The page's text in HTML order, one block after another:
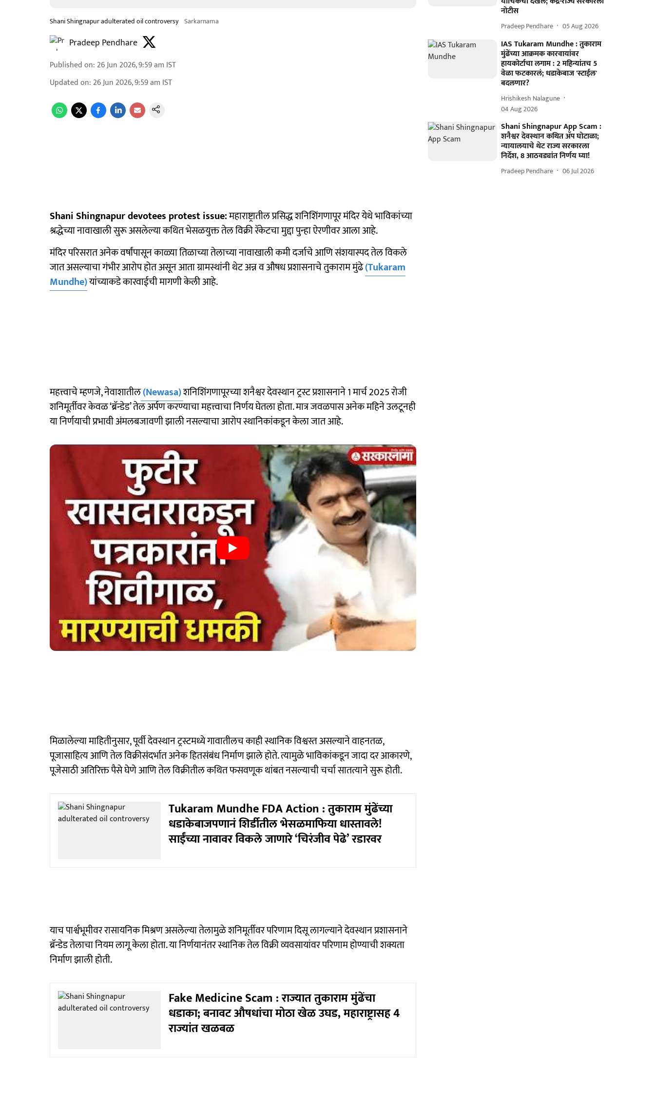
Shani Shingnapur adulterated oil controversy Sarkarnama
Pradeep Pendhare
Published on: 26 Jun 2026, 9:59 am IST
Updated on: 26 Jun 2026, 9:59 am IST
Shani Shingnapur devotees protest issue:महाराष्ट्रातील प्रसिद्ध शनिशिंगणापूर मंदिर येथे भाविकांच्या
श्रद्धेच्या नावाखाली सुरू असलेल्या कथित भेसळयुक्त तेल विक्री रॅकेटचा मुद्दा पुन्हा ऐरणीवर आला आहे.
मंदिर परिसरात अनेक वर्षांपासून काळ्या तिळाच्या तेलाच्या नावाखाली कमी दर्जाचे आणि संशयास्पद तेल विकले
जात असल्याचा गंभीर आरोप होत असून आता ग्रामस्थांनी थेट अन्न व औषध प्रशासनाचे तुकाराम मुंढे(Tukaram
Mundhe)यांच्याकडे कारवाईची मागणी केली आहे.
महत्त्वाचे म्हणजे, नेवाशातील(Newasa)शनिशिंगणापूरच्या शनैश्वर देवस्थान ट्रस्ट प्रशासनाने 1 मार्च 2025 रोजी
शनिमूर्तीवर केवळ ‘ब्रॅन्डेड’ तेल अर्पण करण्याचा महत्त्वाचा निर्णय घेतला होता. मात्र जवळपास अनेक महिने उलटूनही
या निर्णयाची प्रभावी अंमलबजावणी झाली नसल्याचा आरोप स्थानिकांकडून केला जात आहे.
मिळालेल्या माहितीनुसार, पूर्वी देवस्थान ट्रस्टमध्ये गावातीलच काही स्थानिक विश्वस्त असल्याने वाहनतळ,
पूजासाहित्य आणि तेल विक्रीसंदर्भात अनेक हितसंबंध निर्माण झाले होते. त्यामुळे भाविकांकडून जादा दर आकारणे,
पूजेसाठी अतिरिक्त पैसे घेणे आणि तेल विक्रीतील कथित फसवणूक थांबत नसल्याची चर्चा सातत्याने सुरू होती.
Tukaram Mundhe FDA Action : तुकाराम मुंढेंच्या
धडाकेबाजपणानं शिर्डीतील भेसळमाफिया धास्तावले!
साईंच्या नावावर विकले जाणारे ‘चिरंजीव पेढे’ रडारवर
याच पार्श्वभूमीवर रासायनिक मिश्रण असलेल्या तेलामुळे शनिमूर्तीवर परिणाम दिसू लागल्याने देवस्थान प्रशासनाने
ब्रॅन्डेड तेलाचा नियम लागू केला होता. या निर्णयानंतर स्थानिक तेल विक्री व्यवसायांवर परिणाम होण्याची शक्यता
निर्माण झाली होती.
Fake Medicine Scam : राज्यात तुकाराम मुंढेंचा
धडाका; बनावट औषधांचा मोठा खेळ उघड, महाराष्ट्रासह 4
राज्यांत खळबळ
नोटीस
Pradeep Pendhare 05 Aug 2026
IAS Tukaram Mundhe : तुकाराम
मुंढेंच्या आक्रमक कारवायांवर
हायकोर्टाचा लगाम : 2 महिन्यांतच 5
वेळा फटकारलं; धडाकेबाज 'स्टाईल'
बदलणार?
Hrishikesh Nalagune
04 Aug 2026
Shani Shingnapur App Scam :
शनैश्वर देवस्थान कथित अ‍ॅप घोटाळा;
न्यायालयाचे थेट राज्य सरकारला
निर्देश, 8 आठवड्यांत निर्णय घ्या!
Pradeep Pendhare 06 Jul 2026